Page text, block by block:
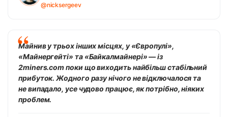
@nicksergeev
Майнив у трьох інших місцях, у «Європулі»,
«Майнергейті» та «Байкалмайнері» — із
2miners.com поки що виходить найбільш стабільний
прибуток. Жодного разу нічого не відключалося та
не випадало, усе чудово працює, як потрібно, ніяких
проблем.